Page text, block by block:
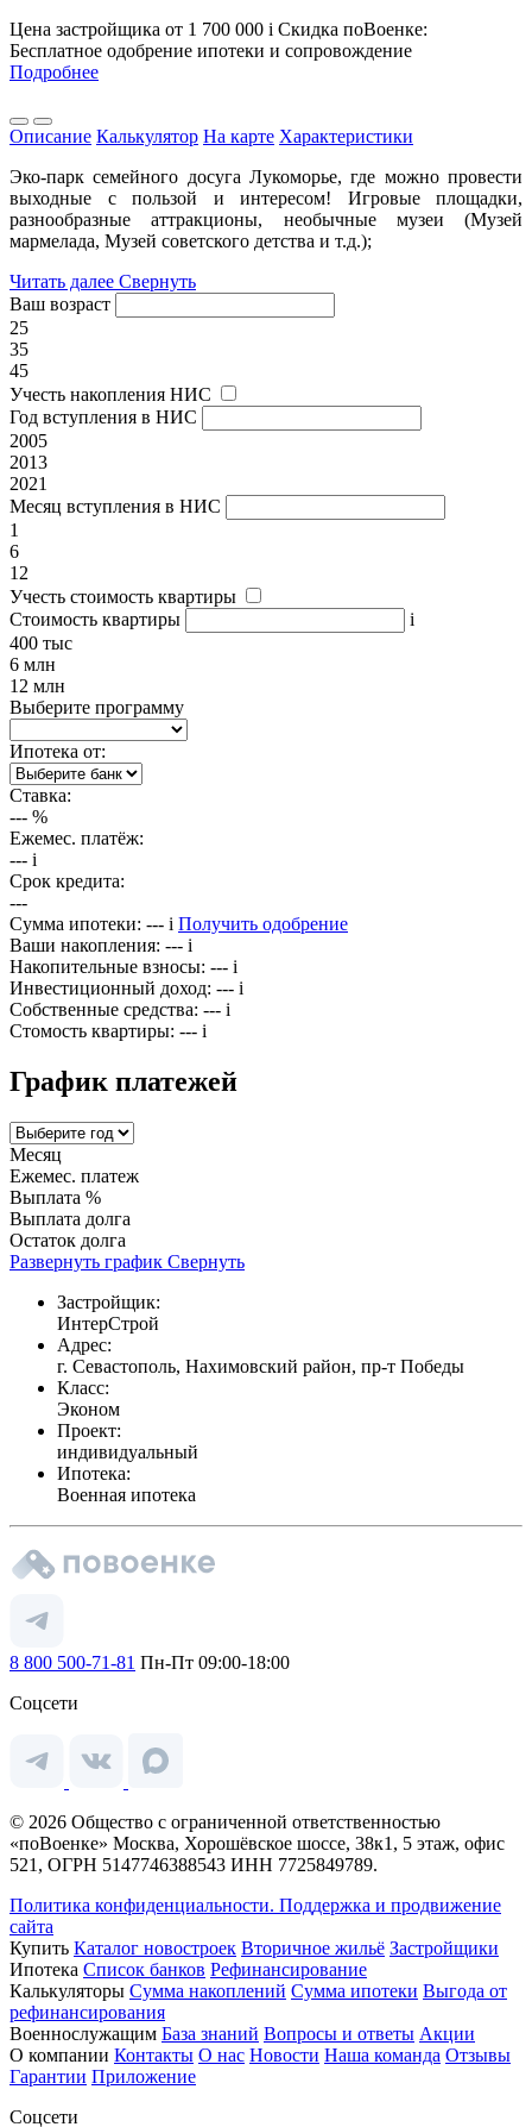
Цена застройщика от 1 700 000 i Скидка поВоенке:
Бесплатное одобрение ипотеки и сопровождение
Подробнее
Описание Калькулятор На карте Характеристики
Эко-парк семейного досуга Лукоморье, где можно провести
выходные с пользой и интересом! Игровые площадки,
разнообразные аттракционы, необычные музеи (Музей
мармелада, Музей советского детства и т.д.);
Читать далее Свернуть
Ваш возраст
25
35
45
Учесть накопления НИС
Год вступления в НИС
2005
2013
2021
Месяц вступления в НИС
1
6
12
Учесть стоимость квартиры
Стоимость квартиры
i
400 тыс
6 млн
12 млн
Выберите программу
Ипотека от:
Ставка:
--- %
Ежемес. платёж:
--- i
Срок кредита:
---
Сумма ипотеки: --- i Получить одобрение
Ваши накопления: --- i
Накопительные взносы: --- i
Инвестиционный доход: --- i
Собственные средства: --- i
Стомость квартиры: --- i
График платежей
Месяц
Ежемес. платеж
Выплата %
Выплата долга
Остаток долга
Развернуть график Свернуть
Застройщик:
ИнтерСтрой
Адрес:
г. Севастополь, Нахимовский район, пр-т Победы
Класс:
Эконом
Проект:
индивидуальный
Ипотека:
Военная ипотека
8 800 500-71-81 Пн-Пт 09:00-18:00
Соцсети
© 2026 Общество с ограниченной ответственностью
«поВоенке» Москва, Хорошёвское шоссе, 38к1, 5 этаж, офис
521, ОГРН 5147746388543 ИНН 7725849789.
Политика конфиденциальности. Поддержка и продвижение
сайта
Купить Каталог новостроек Вторичное жильё Застройщики
Ипотека Список банков Рефинансирование
Калькуляторы Сумма накоплений Сумма ипотеки Выгода от
рефинансирования
Военнослужащим База знаний Вопросы и ответы Акции
О компании Контакты О нас Новости Наша команда Отзывы
Гарантии Приложение
Соцсети